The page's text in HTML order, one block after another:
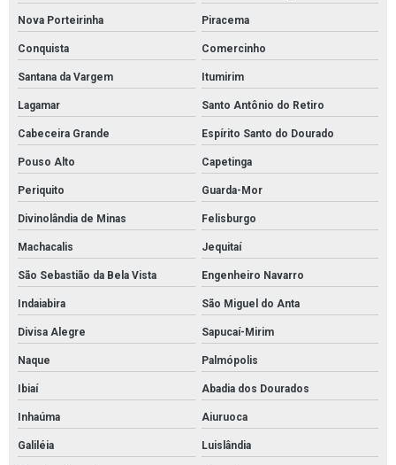
Nova Porteirinha Piracema
Conquista Comercinho
Santana da Vargem Itumirim
Lagamar Santo Antônio do Retiro
Cabeceira Grande Espírito Santo do Dourado
Pouso Alto Capetinga
Periquito Guarda-Mor
Divinolândia de Minas Felisburgo
Machacalis Jequitaí
São Sebastião da Bela Vista Engenheiro Navarro
Indaiabira São Miguel do Anta
Divisa Alegre Sapucaí-Mirim
Naque Palmópolis
Ibiaí Abadia dos Dourados
Inhaúma Aiuruoca
Galiléia Luislândia